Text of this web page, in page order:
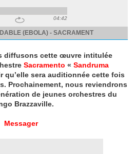
diffusons cette œuvre intitulée
Sacramento « Sandruma
qu’elle sera auditionnée cette fois
Prochainement, nous reviendrons
de jeunes orchestres du
Brazzaville.
Messager